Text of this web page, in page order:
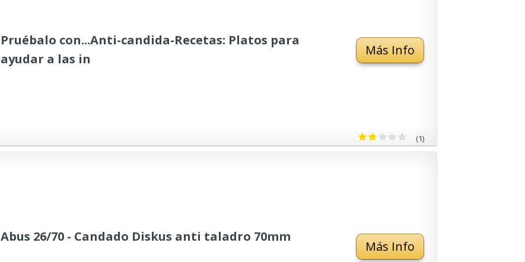
Pruébalo con...Anti-candida-Recetas: Platos para
ayudar a las in
Más Info
(1)
Abus 26/70 - Candado Diskus anti taladro 70mm
Más Info